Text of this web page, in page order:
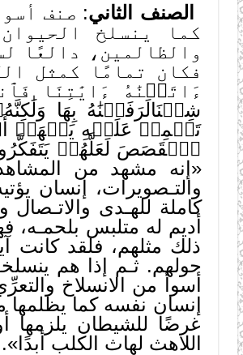
الصنف الثاني: صنف
كما ينسلخ
والظالمين، دالعًا
فكان تمامًا كمثل
شِئۡنَالَرَفَعۡنَٰهُ بِهَا
تَحۡمِلۡ عَلَيۡهِ يَلۡهَثۡ
ٱلۡقَصَصَ لَعَلَّهُمۡ
«إنه مشهد من
والتـصويرات، إنسان
كاملة للهـدى والاتـصال
أديم له متلبس بلحمـه،
ذلك مثلهم، فلقد كانت
حولهم. ثـم إذا هم
أسوأ من الانسلاخ
إنسان نفسه كما يظلمها
غرضًا للشيطان يلزمها
اللاهث لهاث الكلب أبدًا».